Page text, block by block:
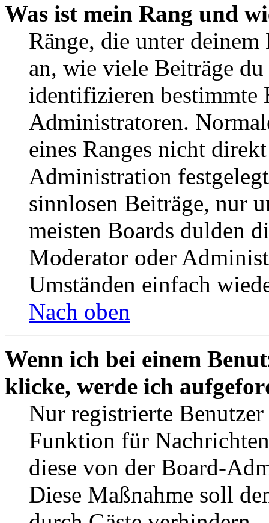
Was ist mein Rang und
Ränge, die unter deinem
an, wie viele Beiträge
identifizieren bestimmte
Administratoren.
eines Ranges nicht
Administration
sinnlosen Beiträge, nur
meisten Boards dulden
Moderator oder
Umständen einfach
Nach oben
Wenn ich bei einem
klicke, werde ich
Nur registrierte
Funktion für
diese von der Board-
Diese Maßnahme soll